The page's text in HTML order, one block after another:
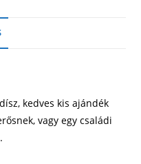
kedves kis ajándék
vagy egy családi